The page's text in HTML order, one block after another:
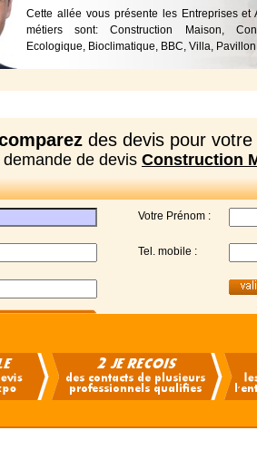
Cette allée vous présente les Entreprises et
métiers sont: Construction Maison,
Ecologique, Bioclimatique, BBC, Villa,
des devis pour votre
de devis Construction
Votre Prénom :
Tel. mobile :